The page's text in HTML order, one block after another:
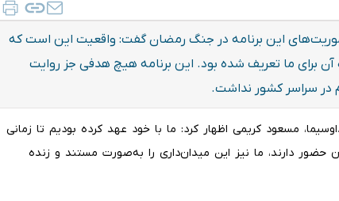
این برنامه در جنگ رمضان گفت: واقعیت این است که
آن برای ما تعریف شده بود. این برنامه هیچ هدفی جز روایت
در سراسر کشور نداشت.
مسعود کریمی اظهار کرد: ما با خود عهد کرده بودیم تا زمانی
دارند، ما نیز این میدان‌داری را به‌صورت مستند و زنده